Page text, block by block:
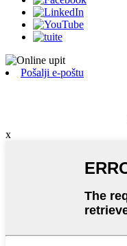
Pošalji e-poštu
x